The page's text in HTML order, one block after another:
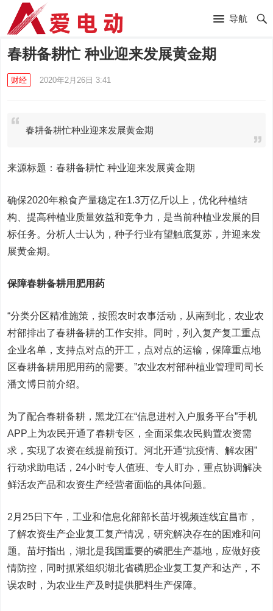
导航
春耕备耕忙 种业迎来发展黄金期
财经 2020年2月26日 3:41
春耕备耕忙种业迎来发展黄金期
来源标题：春耕备耕忙 种业迎来发展黄金期
确保2020年粮食产量稳定在1.3万亿斤以上，优化种植结
构、提高种植业质量效益和竞争力，是当前种植业发展的目
标任务。分析人士认为，种子行业有望触底复苏，并迎来发
展黄金期。
保障春耕备耕用肥用药
“分类分区精准施策，按照农时农事活动，从南到北，农业农
村部排出了春耕备耕的工作安排。同时，列入复产复工重点
企业名单，支持点对点的开工，点对点的运输，保障重点地
区春耕备耕用肥用药的需要。”农业农村部种植业管理司司长
潘文博日前介绍。
为了配合春耕备耕，黑龙江在“信息进村入户服务平台”手机
APP上为农民开通了春耕专区，全面采集农民购置农资需
求，实现了农资在线提前预订。河北开通“抗疫情、解农困”
行动求助电话，24小时专人值班、专人盯办，重点协调解决
鲜活农产品和农资生产经营者面临的具体问题。
2月25日下午，工业和信息化部部长苗圩视频连线宜昌市，
了解农资生产企业复工复产情况，研究解决存在的困难和问
题。苗圩指出，湖北是我国重要的磷肥生产基地，应做好疫
情防控，同时抓紧组织湖北省磷肥企业复工复产和达产，不
误农时，为农业生产及时提供肥料生产保障。